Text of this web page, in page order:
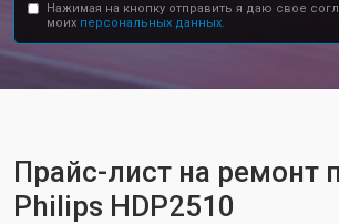
Нажимая на кнопку отправить я даю свое
моих персональных данных.
Прайс-лист на ремонт
Philips HDP2510